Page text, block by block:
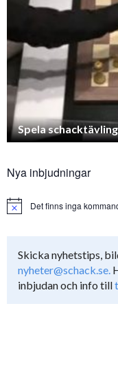
Spela schacktävling
Nya inbjudningar
Notice Det finns inga
Skicka nyhetstips,
nyheter@schack.se.
inbjudan och info till